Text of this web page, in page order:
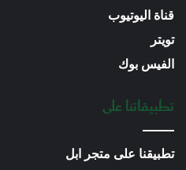
قناة اليوتيوب
تويتر
الفيس بوك
تطبيقاتنا على
تطبيقنا على متجر ابل